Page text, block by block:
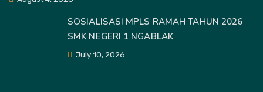
SOSIALISASI MPLS RAMAH TAHUN 2026
SMK NEGERI 1 NGABLAK
July 10, 2026